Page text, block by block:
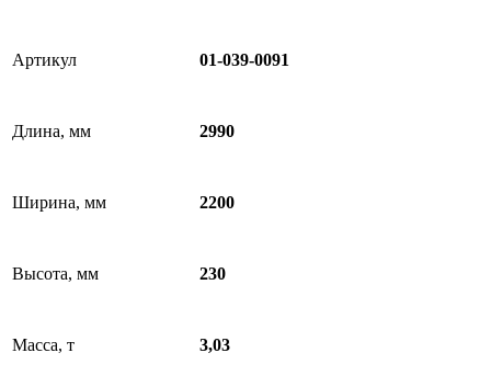
Артикул 01-039-0091
Длина, мм 2990
Ширина, мм 2200
Высота, мм 230
Масса, т 3,03